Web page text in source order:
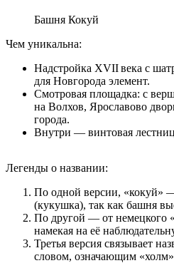
Башня Кокуй
Чем уникальна:
Надстройка XVII века с
для Новгорода элемент.
Смотровая площадка: с
на Волхов, Ярославово
города.
Внутри — винтовая
Легенды о названии:
По одной версии, «кокуй»
(кукушка), так как башня
По другой — от немецкого
намекая на её
Третья версия связывает
словом, означающим